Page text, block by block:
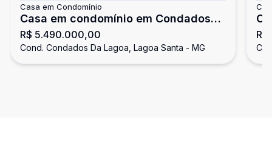
Casa em Condomínio
Casa em condomínio em Condados
Da Lagoa com 650.00 m² , 4
quarto(s) , 4 suíte(s) , 6 vaga(s).
R$ 5.490.000,00
Cond. Condados Da Lagoa, Lagoa Santa - MG